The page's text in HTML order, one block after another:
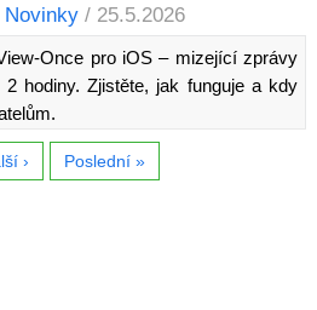
Novinky / 25.5.2026
Once pro iOS – mizející zprávy
hodiny. Zjistěte, jak funguje a kdy
› Poslední »